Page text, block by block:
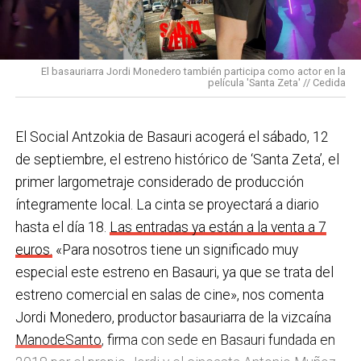
En Basauri ya venimos trabajando en esa dirección
con programas de envejecimiento activo, actividades
en los centros de personas mayores e iniciativas para
combatir la brecha digital. Además, este año se ha
y, a principios del año que viene, se comenzarán a
prestar los servicios de atención diurna y viviendas
comunitarias.
En las últimas semanas la actualidad municipal ha
estado marcada por las investigaciones sobre
presuntas irregularidades urbanísticas . ¿Cómo
está afrontando el equipo de gobierno esta
situación y qué mensaje trasladarías a la
ciudadanía?Los hechos denunciados son graves y
nos corresponde aclarar si han existido irregularidades
los Equipos de Protección Individual (EPIS) y con las
pulseras de aviso de temperatura pitando al unísono,
una acción que los sindicatos tachan de negligente y
contraria al propio plan de emergencias de la
Sin soluciones reales
Ante la falta de soluciones en las reuniones del
comité, los representantes de los trabajadores
advirtieron a la dirección con elevar los hechos a la
Inspección de Trabajo. Aunque inicialmente
percibieron un amago de cambio de actitud, la parte
social lamenta que las medidas adoptadas ante las
nuevas alertas meteorológicas han sido meramente
«testimoniales, esporádicas y centradas en
El basauriarra Jordi Monedero también participa como actor en la
película 'Santa Zeta' // Cedida
El Social Antzokia de Basauri acogerá el sábado, 12
de septiembre, el estreno histórico de ‘Santa Zeta’, el
primer largometraje considerado de producción
íntegramente local. La cinta se proyectará a diario
hasta el día 18. Las entradas ya están a la venta a 7
euros. «Para nosotros tiene un significado muy
especial este estreno en Basauri, ya que se trata del
estreno comercial en salas de cine», nos comenta
Jordi Monedero, productor basauriarra de la vizcaína
ManodeSanto, firma con sede en Basauri fundada en